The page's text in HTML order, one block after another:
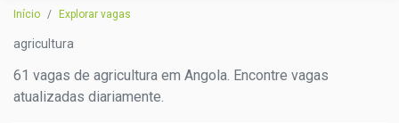
Início Explorar vagas
agricultura
61 vagas de agricultura em Angola. Encontre vagas
atualizadas diariamente.